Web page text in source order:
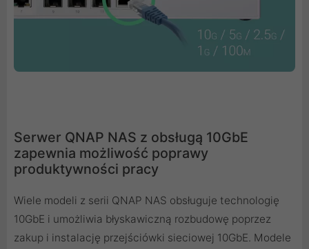
Serwer QNAP NAS z obsługą 10GbE
zapewnia możliwość poprawy
produktywności pracy
Wiele modeli z serii QNAP NAS obsługuje technologię
10GbE i umożliwia błyskawiczną rozbudowę poprzez
zakup i instalację przejściówki sieciowej 10GbE. Modele